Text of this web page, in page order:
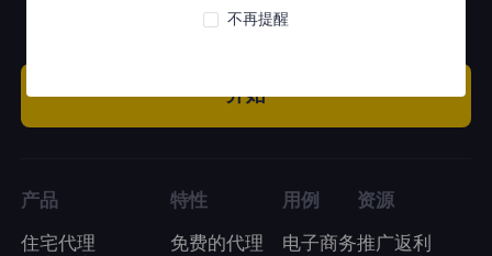
一流的住宅和静态住宅代理。
开始
产品
住宅代理
特性
免费的代理
用例
电子商务
资源
推广返利
不再提醒